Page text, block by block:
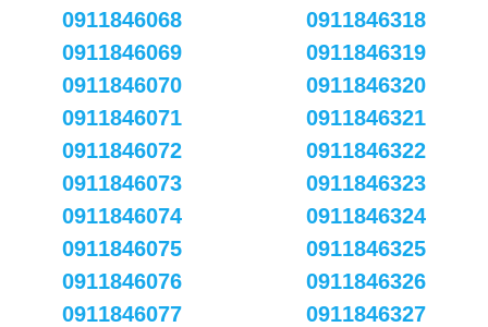
0911846068
0911846069
0911846070
0911846071
0911846072
0911846073
0911846074
0911846075
0911846076
0911846077
0911846318
0911846319
0911846320
0911846321
0911846322
0911846323
0911846324
0911846325
0911846326
0911846327